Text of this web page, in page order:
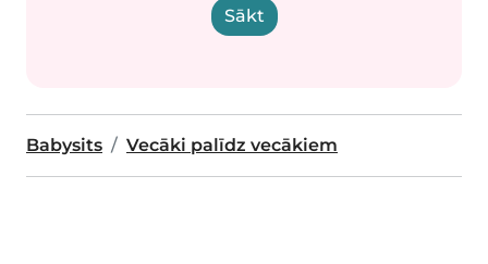
Sākt
Babysits Vecāki palīdz vecākiem